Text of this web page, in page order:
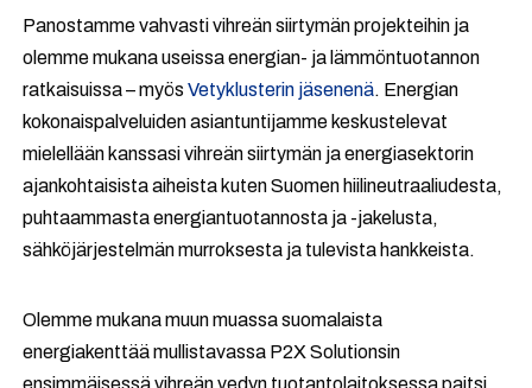
Panostamme vahvasti vihreän siirtymän projekteihin ja
olemme mukana useissa energian- ja lämmöntuotannon
ratkaisuissa – myösVetyklusterin jäsenenä. Energian
kokonaispalveluiden asiantuntijamme keskustelevat
mielellään kanssasi vihreän siirtymän ja energiasektorin
ajankohtaisista aiheista kuten Suomen hiilineutraaliudesta,
puhtaammasta energiantuotannosta ja -jakelusta,
sähköjärjestelmän murroksesta ja tulevista hankkeista.
Olemme mukana muun muassa suomalaista
energiakenttää mullistavassa P2X Solutionsin
ensimmäisessä vihreän vedyn tuotantolaitoksessa paitsi